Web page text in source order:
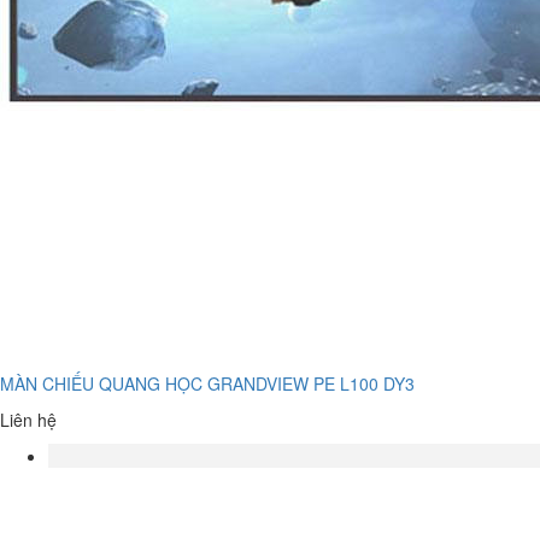
MÀN CHIẾU QUANG HỌC GRANDVIEW PE L100 DY3
Liên hệ